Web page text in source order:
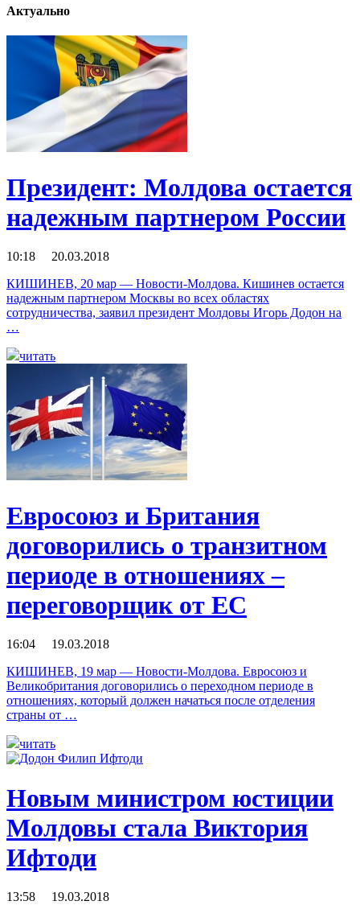
Актуально
Президент: Молдова остается
надежным партнером России
10:18 20.03.2018
КИШИНЕВ, 20 мар — Новости-Молдова. Кишинев остается
надежным партнером Москвы во всех областях
сотрудничества, заявил президент Молдовы Игорь Додон на
…
читать
Евросоюз и Британия
договорились о транзитном
периоде в отношениях –
переговорщик от ЕС
16:04 19.03.2018
КИШИНЕВ, 19 мар — Новости-Молдова. Евросоюз и
Великобритания договорились о переходном периоде в
отношениях, который должен начаться после отделения
страны от …
читать
Новым министром юстиции
Молдовы стала Виктория
Ифтоди
13:58 19.03.2018